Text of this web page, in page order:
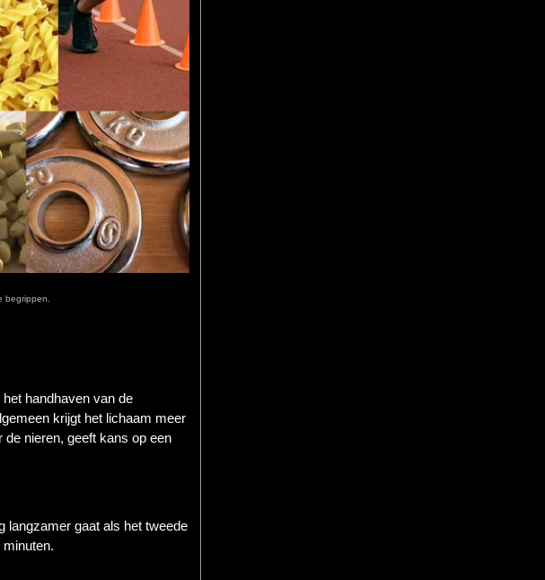
begrippen.
handhaven van de
krijgt het lichaam meer
nieren, geeft kans op een
langzamer gaat als het tweede